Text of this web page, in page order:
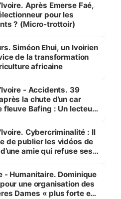
Après Emerse Faé,
pour les
? (Micro-trottoir)
Siméon Ehui, un Ivoirien
de la transformation
africaine
- Accidents. 39
la chute d’un car
fleuve Bafing : Un lecteur
Cybercriminalité : Il
de publier les vidéos de
amie qui refuse ses
- Humanitaire. Dominique
une organisation des
Dames « plus forte et